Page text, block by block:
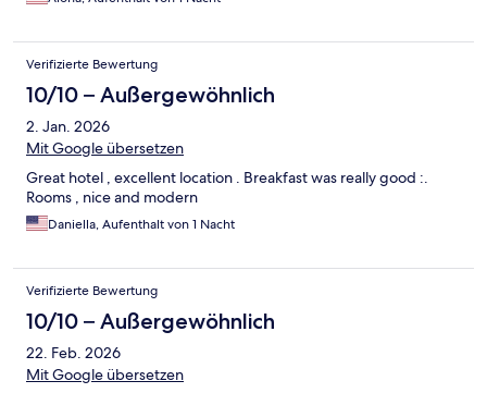
Verifizierte Bewertung
10/10 – Außergewöhnlich
2. Jan. 2026
Mit Google übersetzen
Great hotel , excellent location . Breakfast was really good :.
Rooms , nice and modern
Daniella, Aufenthalt von 1 Nacht
Verifizierte Bewertung
10/10 – Außergewöhnlich
22. Feb. 2026
Mit Google übersetzen